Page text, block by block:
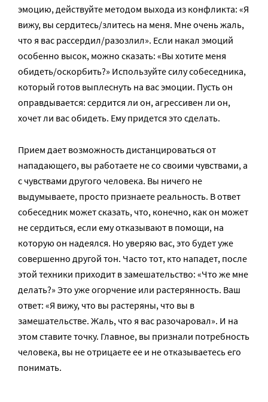
эмоцию, действуйте методом выхода из конфликта: «Я
вижу, вы сердитесь/злитесь на меня. Мне очень жаль,
что я вас рассердил/разозлил». Если накал эмоций
особенно высок, можно сказать: «Вы хотите меня
обидеть/оскорбить?» Используйте силу собеседника,
который готов выплеснуть на вас эмоции. Пусть он
оправдывается: сердится ли он, агрессивен ли он,
хочет ли вас обидеть. Ему придется это сделать.
Прием дает возможность дистанцироваться от
нападающего, вы работаете не со своими чувствами, а
с чувствами другого человека. Вы ничего не
выдумываете, просто признаете реальность. В ответ
собеседник может сказать, что, конечно, как он может
не сердиться, если ему отказывают в помощи, на
которую он надеялся. Но уверяю вас, это будет уже
совершенно другой тон. Часто тот, кто нападет, после
этой техники приходит в замешательство: «Что же мне
делать?» Это уже огорчение или растерянность. Ваш
ответ: «Я вижу, что вы растеряны, что вы в
замешательстве. Жаль, что я вас разочаровал». И на
этом ставите точку. Главное, вы признали потребность
человека, вы не отрицаете ее и не отказываетесь его
понимать.